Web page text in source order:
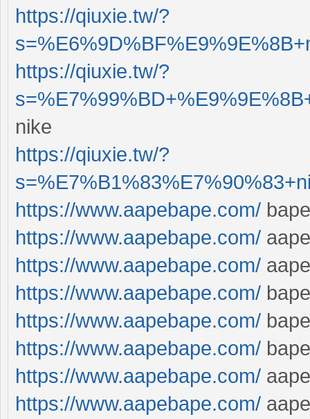
https://qiuxie.tw/?
https://qiuxie.tw/?
nike
https://qiuxie.tw/?
https://www.aapebape.com/
https://www.aapebape.com/
https://www.aapebape.com/
https://www.aapebape.com/
https://www.aapebape.com/
https://www.aapebape.com/
https://www.aapebape.com/
https://www.aapebape.com/